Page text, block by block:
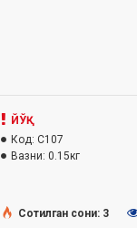
ЙЎҚ
Код: C107
Вазни: 0.15кг
Сотилган сони: 3